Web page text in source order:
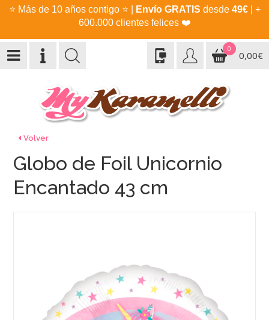
⭐ Más de 10 años contigo ⭐ Envío GRATIS desde 49€| +
600.000 clientes felices ❤️
0
0,00€
Volver
Globo de Foil Unicornio
Encantado 43 cm